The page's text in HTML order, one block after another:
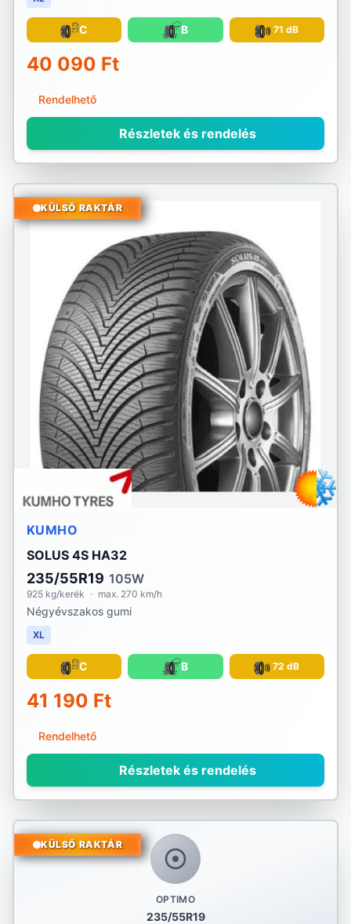
C B 71 dB
40 090 Ft
Rendelhető
Részletek és rendelés
KÜLSŐ RAKTÁR
KUMHO
SOLUS 4S HA32
235/55R19 105W
925 kg/kerék · max. 270 km/h
Négyévszakos gumi
XL
C B 72 dB
41 190 Ft
Rendelhető
Részletek és rendelés
OPTIMO
235/55R19
KÜLSŐ RAKTÁR